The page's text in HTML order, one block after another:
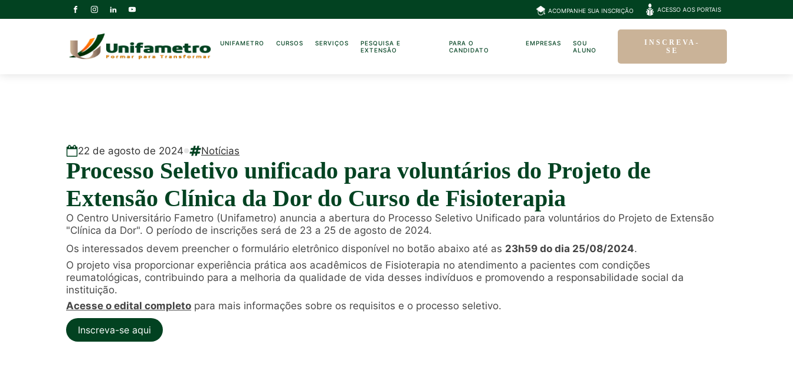
ACOMPANHE SUA INSCRIÇÃO ACESSO AOS PORTAIS
UNIFAMETRO CURSOS SERVIÇOS
PESQUISA E
EXTENSÃO
PARA O
CANDIDATO
EMPRESAS
SOU
ALUNO
INSCREVA-
SE
22 de agosto de 2024 Notícias
Processo Seletivo unificado para voluntários do Projeto de
Extensão Clínica da Dor do Curso de Fisioterapia
O Centro Universitário Fametro (Unifametro) anuncia a abertura do Processo Seletivo Unificado para voluntários do Projeto de Extensão
"Clínica da Dor". O período de inscrições será de 23 a 25 de agosto de 2024.
Os interessados devem preencher o formulário eletrônico disponível no botão abaixo até as 23h59 do dia 25/08/2024.
O projeto visa proporcionar experiência prática aos acadêmicos de Fisioterapia no atendimento a pacientes com condições
reumatológicas, contribuindo para a melhoria da qualidade de vida desses indivíduos e promovendo a responsabilidade social da
instituição.
Acesse o edital completo para mais informações sobre os requisitos e o processo seletivo.
Inscreva-se aqui